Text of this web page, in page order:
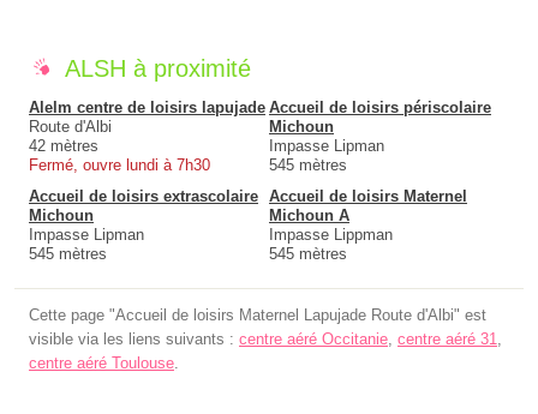
ALSH à proximité
Alelm centre de loisirs lapujade
Route d'Albi
42 mètres
Fermé, ouvre lundi à 7h30
Accueil de loisirs périscolaire
Michoun
Impasse Lipman
545 mètres
Accueil de loisirs extrascolaire
Michoun
Impasse Lipman
545 mètres
Accueil de loisirs Maternel
Michoun A
Impasse Lippman
545 mètres
Cette page "Accueil de loisirs Maternel Lapujade Route d'Albi" est
visible via les liens suivants : centre aéré Occitanie, centre aéré 31,
centre aéré Toulouse.